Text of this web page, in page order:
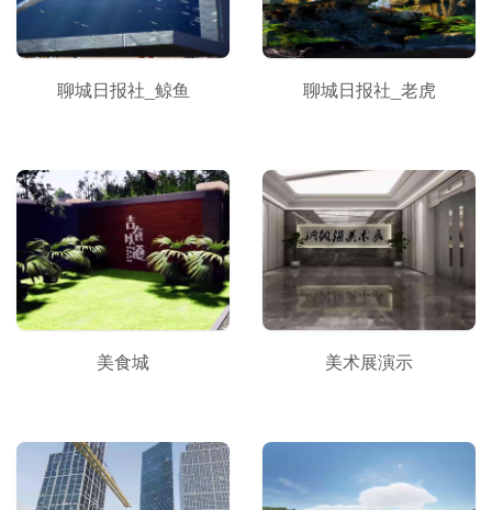
聊城日报社_鲸鱼 聊城日报社_老虎
美食城 美术展演示